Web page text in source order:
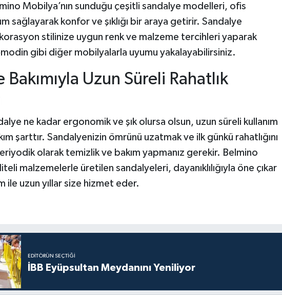
Mobilya’nın sunduğu çeşitli sandalye modelleri, ofis
sağlayarak konfor ve şıklığı bir araya getirir. Sandalye
stilinize uygun renk ve malzeme tercihleri yaparak
gibi diğer mobilyalarla uyumu yakalayabilirsiniz.
Bakımıyla Uzun Süreli Rahatlık
ne kadar ergonomik ve şık olursa olsun, uzun süreli kullanım
şarttır. Sandalyenizin ömrünü uzatmak ve ilk günkü rahatlığını
olarak temizlik ve bakım yapmanız gerekir. Belmino
malzemelerle üretilen sandalyeleri, dayanıklılığıyla öne çıkar
ile uzun yıllar size hizmet eder.
EDITÖRÜN SEÇTIĞI
İBB Eyüpsultan Meydanını Yeniliyor